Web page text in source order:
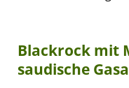
Blackrock mit
saudische